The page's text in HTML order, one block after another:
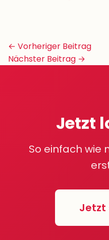
Beitrags-
Navigation
← Vorheriger Beitrag
Nächster Beitrag →
Jetzt
So einfach wie
Jetzt